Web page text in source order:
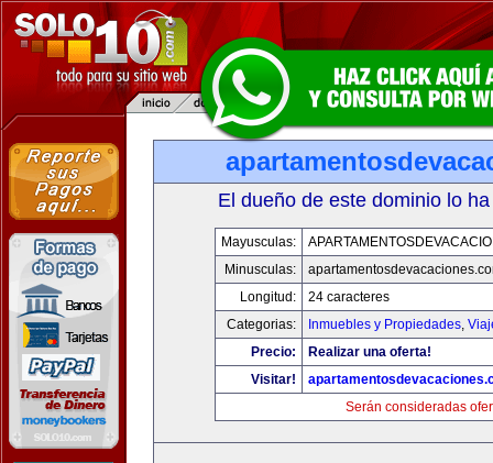
El dueño de este dominio lo
Mayusculas:
Minusculas:
Longitud:
24 caracteres
Categorias:
Inmuebles y Propiedades,
Precio:
Realizar una oferta!
Visitar!
Serán consideradas